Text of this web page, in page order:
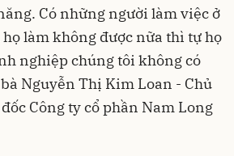
Có những người làm việc ở
làm không được nữa thì tự họ
nghiệp chúng tôi không có
Nguyễn Thị Kim Loan - Chủ
Công ty cổ phần Nam Long